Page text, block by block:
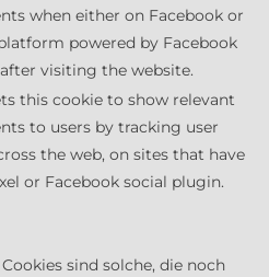
when either on Facebook or
powered by Facebook
visiting the website.
this cookie to show relevant
to users by tracking user
the web, on sites that have
or Facebook social plugin.
sind solche, die noch